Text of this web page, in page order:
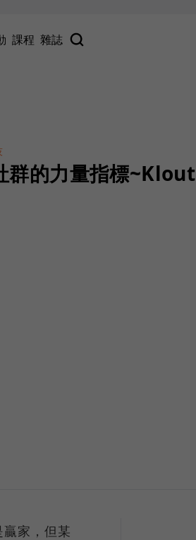
課程 雜誌
群的力量指標~Klout
家，但某